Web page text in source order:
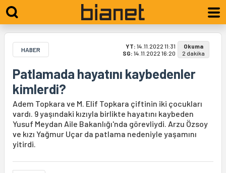
HABER YT: 14.11.2022 11:31
SG: 14.11.2022 16:20
Okuma
2 dakika
Patlamada hayatını kaybedenler
kimlerdi?
Adem Topkara ve M. Elif Topkara çiftinin iki çocukları
vardı. 9 yaşındaki kızıyla birlikte hayatını kaybeden
Yusuf Meydan Aile Bakanlığı'nda görevliydi. Arzu Özsoy
ve kızı Yağmur Uçar da patlama nedeniyle yaşamını
yitirdi.